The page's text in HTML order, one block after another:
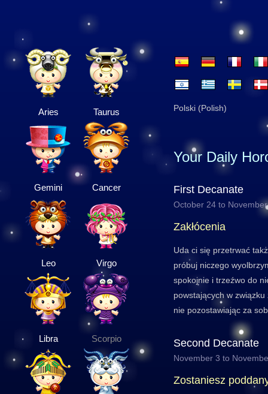
Aries Taurus
Gemini Cancer
Leo Virgo
Libra Scorpio
Polski (Polish)
Your Daily
First Decanate
October 24 to
Zakłócenia
Uda ci się przetrwać
próbuj niczego
spokojnie i trzeźwo do
powstających w związku
nie pozostawiając za
Second Decanate
November 3 to
Zostaniesz